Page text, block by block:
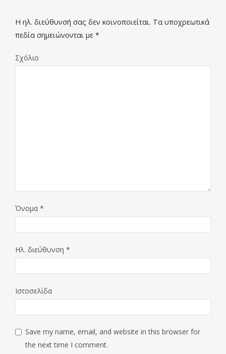
Η ηλ. διεύθυνσή σας δεν κοινοποιείται. Τα υποχρεωτικά
πεδία σημειώνονται με *
Σχόλιο
Όνομα *
Ηλ. διεύθυνση *
Ιστοσελίδα
Save my name, email, and website in this browser for
the next time I comment.